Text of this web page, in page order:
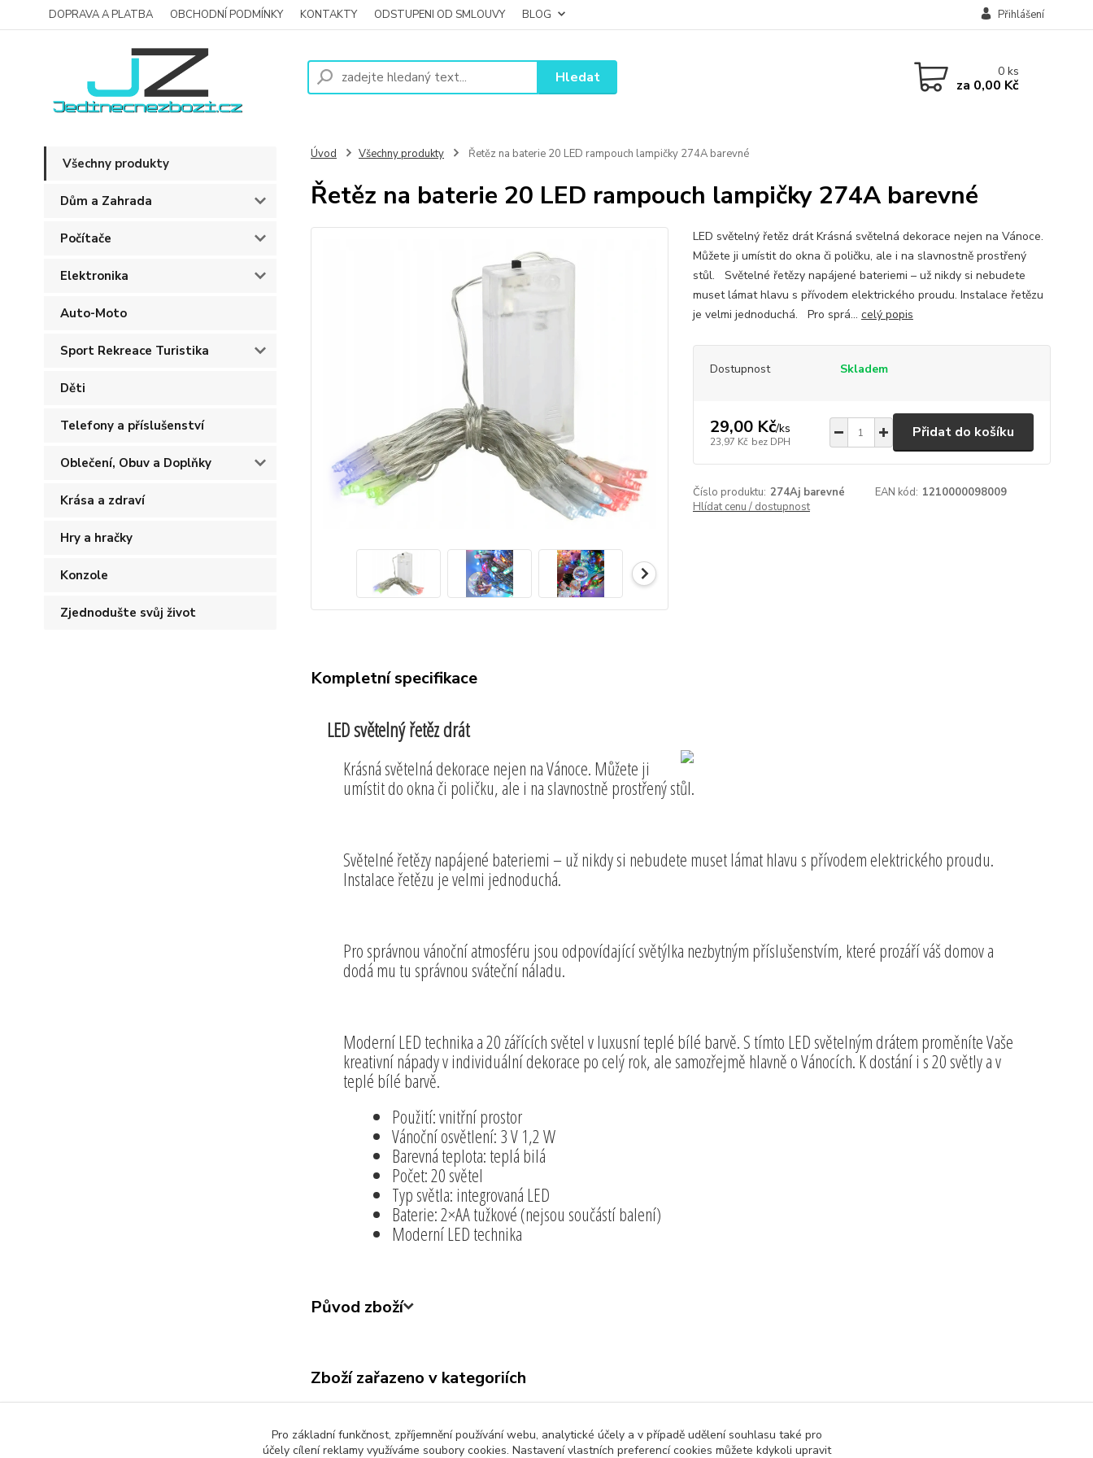
DOPRAVA A PLATBA OBCHODNÍ PODMÍNKY KONTAKTY ODSTUPENI OD SMLOUVY BLOG Přihlášení
Hledat 0ks
za 0,00 Kč
Všechny produkty
Dům a Zahrada
Počítače
Elektronika
Auto-Moto
Sport Rekreace Turistika
Děti
Telefony a příslušenství
Oblečení, Obuv a Doplňky
Krása a zdraví
Hry a hračky
Konzole
Zjednodušte svůj život
Úvod Všechny produkty Řetěz na baterie 20 LED rampouch lampičky 274A barevné
Řetěz na baterie 20 LED rampouch lampičky 274A barevné
LED světelný řetěz drát Krásná světelná dekorace nejen na Vánoce.
Můžete ji umístit do okna či poličku, ale i na slavnostně prostřený
stůl. Světelné řetězy napájené bateriemi – už nikdy si nebudete
muset lámat hlavu s přívodem elektrického proudu. Instalace řetězu
je velmi jednoduchá. Pro sprá... celý popis
Dostupnost Skladem
29,00 Kč/ks
23,97 Kč bez DPH
Přidat do košíku
Číslo produktu: 274Aj barevné EAN kód: 1210000098009
Hlídat cenu / dostupnost
Kompletní specifikace
LED světelný řetěz drát
Krásná světelná dekorace nejen na Vánoce. Můžete ji
umístit do okna či poličku, ale i na slavnostně prostřený stůl.
Světelné řetězy napájené bateriemi – už nikdy si nebudete muset lámat hlavu s přívodem elektrického proudu.
Instalace řetězu je velmi jednoduchá.
Pro správnou vánoční atmosféru jsou odpovídající světýlka nezbytným příslušenstvím, které prozáří váš domov a
dodá mu tu správnou sváteční náladu.
Moderní LED technika a 20 zářících světel v luxusní teplé bílé barvě. S tímto LED světelným drátem proměníte Vaše
kreativní nápady v individuální dekorace po celý rok, ale samozřejmě hlavně o Vánocích. K dostání i s 20 světly a v
teplé bílé barvě.
Použití: vnitřní prostor
Vánoční osvětlení: 3 V 1,2 W
Barevná teplota: teplá bilá
Počet: 20 světel
Typ světla: integrovaná LED
Baterie: 2×AA tužkové (nejsou součástí balení)
Moderní LED technika
Původ zboží
Zboží zařazeno v kategoriích
Pro základní funkčnost, zpříjemnění používání webu, analytické účely a v případě udělení souhlasu také pro
účely cílení reklamy využíváme soubory cookies. Nastavení vlastních preferencí cookies můžete kdykoli upravit